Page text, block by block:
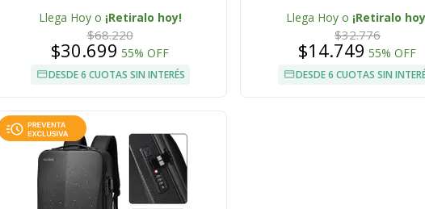
Llega Hoy o ¡Retiralo hoy!
$68.220
$30.699 55% OFF
DESDE 6 CUOTAS SIN INTERÉS
Llega Hoy o ¡Retiralo
$32.776
$14.749 55% OFF
DESDE 6 CUOTAS SIN